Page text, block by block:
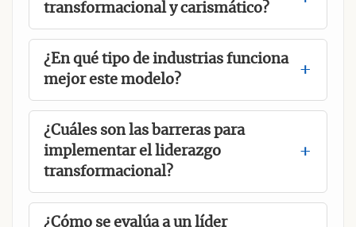
transformacional y carismático?
¿En qué tipo de industrias funciona
mejor este modelo?
¿Cuáles son las barreras para
implementar el liderazgo
transformacional?
¿Cómo se evalúa a un líder